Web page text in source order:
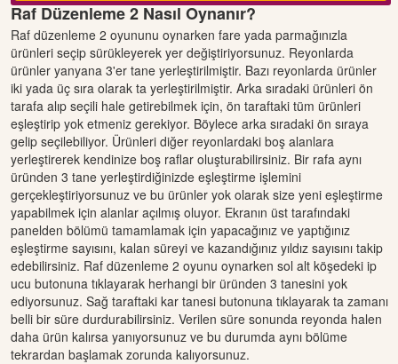
Raf Düzenleme 2 Nasıl Oynanır?
Raf düzenleme 2 oyununu oynarken fare yada parmağınızla
ürünleri seçip sürükleyerek yer değiştiriyorsunuz. Reyonlarda
ürünler yanyana 3'er tane yerleştirilmiştir. Bazı reyonlarda ürünler
iki yada üç sıra olarak ta yerleştirilmiştir. Arka sıradaki ürünleri ön
tarafa alıp seçili hale getirebilmek için, ön taraftaki tüm ürünleri
eşleştirip yok etmeniz gerekiyor. Böylece arka sıradaki ön sıraya
gelip seçilebiliyor. Ürünleri diğer reyonlardaki boş alanlara
yerleştirerek kendinize boş raflar oluşturabilirsiniz. Bir rafa aynı
üründen 3 tane yerleştirdiğinizde eşleştirme işlemini
gerçekleştiriyorsunuz ve bu ürünler yok olarak size yeni eşleştirme
yapabilmek için alanlar açılmış oluyor. Ekranın üst tarafındaki
panelden bölümü tamamlamak için yapacağınız ve yaptığınız
eşleştirme sayısını, kalan süreyi ve kazandığınız yıldız sayısını takip
edebilirsiniz. Raf düzenleme 2 oyunu oynarken sol alt köşedeki ip
ucu butonuna tıklayarak herhangi bir üründen 3 tanesini yok
ediyorsunuz. Sağ taraftaki kar tanesi butonuna tıklayarak ta zamanı
belli bir süre durdurabilirsiniz. Verilen süre sonunda reyonda halen
daha ürün kalırsa yanıyorsunuz ve bu durumda aynı bölüme
tekrardan başlamak zorunda kalıyorsunuz.